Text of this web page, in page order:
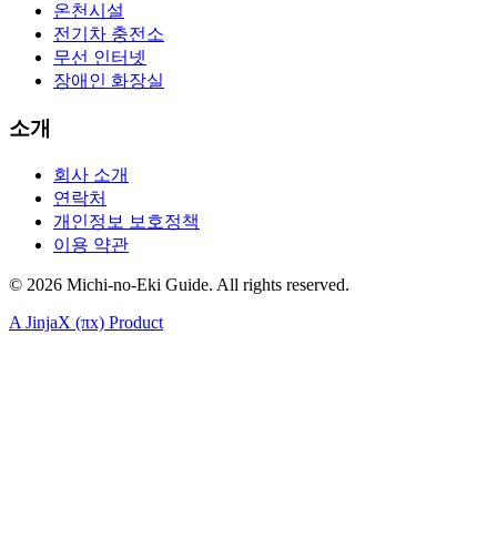
온천시설
전기차 충전소
무선 인터넷
장애인 화장실
소개
회사 소개
연락처
개인정보 보호정책
이용 약관
© 2026 Michi-no-Eki Guide. All rights reserved.
A JinjaX (πx) Product